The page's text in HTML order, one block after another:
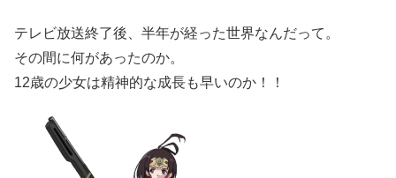
テレビ放送終了後、半年が経った世界なんだって。
その間に何があったのか。
12歳の少女は精神的な成長も早いのか！！